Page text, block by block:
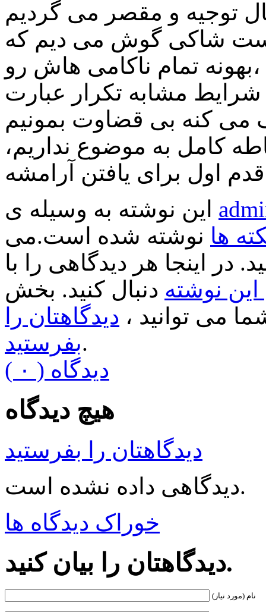
شاکی گوش می دیم که
بهونه تمام ناکامی هاش رو،
مشابه تکرار عبارت
کامل به موضوع نداریم،
ها نوشته شده است.می
در اینجا هر دیدگاهی را با
نوشته دنبال کنید. بخش
می توانید ، دیدگاهتان را
بفرستید.
( ۰ ) دیدگاه
هیچ دیدگاه
دیدگاهتان را بفرستید
دیدگاهی داده نشده است.
خوراک دیدگاه ها
دیدگاهتان را بیان کنید.
نام (مورد نیاز)